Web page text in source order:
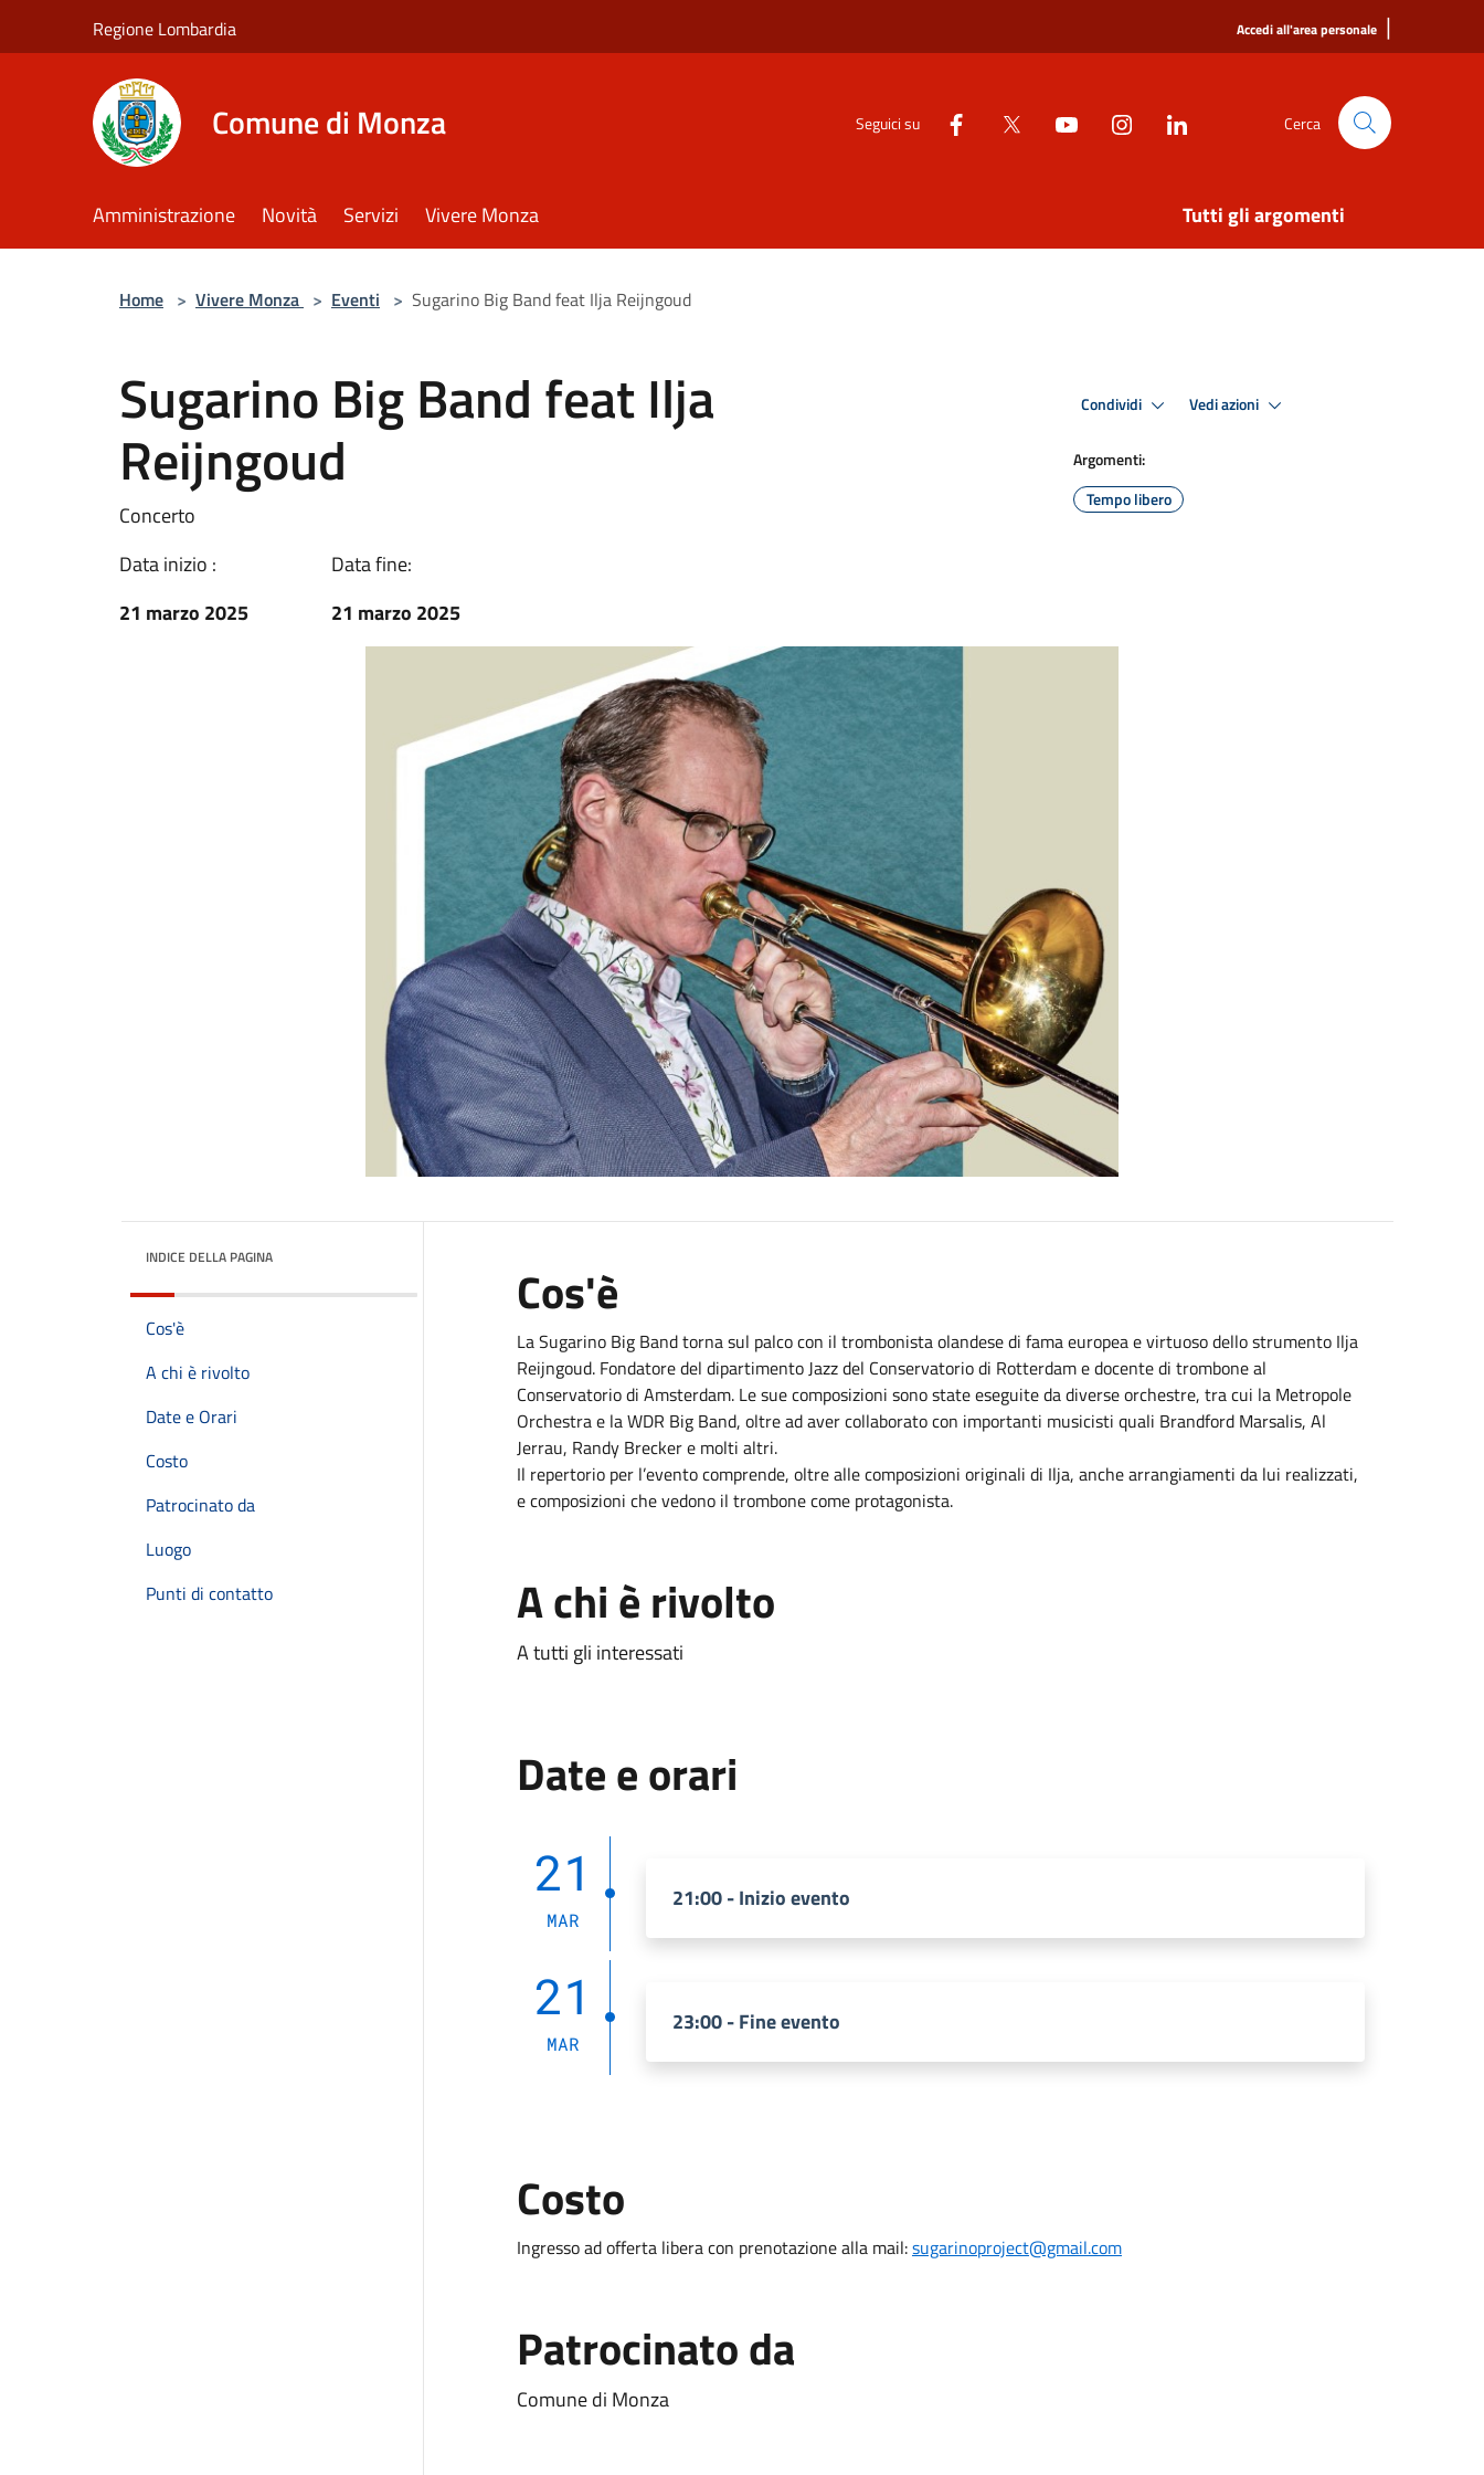
Regione Lombardia Accedi all'area personale |
Comune di Monza Seguici su Cerca
Amministrazione Novità Servizi Vivere Monza Tutti gli argomenti
Home > Vivere Monza > Eventi > Sugarino Big Band feat Ilja Reijngoud
Sugarino Big Band feat Ilja
Reijngoud
Concerto
Data inizio :
21 marzo 2025
Data fine:
21 marzo 2025
Condividi Vedi azioni
Argomenti:
Tempo libero
INDICE DELLA PAGINA
Cos'è
A chi è rivolto
Date e Orari
Costo
Patrocinato da
Luogo
Punti di contatto
Cos'è
La Sugarino Big Band torna sul palco con il trombonista olandese di fama europea e virtuoso dello strumento Ilja
Reijngoud. Fondatore del dipartimento Jazz del Conservatorio di Rotterdam e docente di trombone al
Conservatorio di Amsterdam. Le sue composizioni sono state eseguite da diverse orchestre, tra cui la Metropole
Orchestra e la WDR Big Band, oltre ad aver collaborato con importanti musicisti quali Brandford Marsalis, Al
Jerrau, Randy Brecker e molti altri.
Il repertorio per l’evento comprende, oltre alle composizioni originali di Ilja, anche arrangiamenti da lui realizzati,
e composizioni che vedono il trombone come protagonista.
A chi è rivolto
A tutti gli interessati
Date e orari
21
MAR
21:00 - Inizio evento
21
MAR
23:00 - Fine evento
Costo
Ingresso ad offerta libera con prenotazione alla mail:sugarinoproject@gmail.com
Patrocinato da
Comune di Monza